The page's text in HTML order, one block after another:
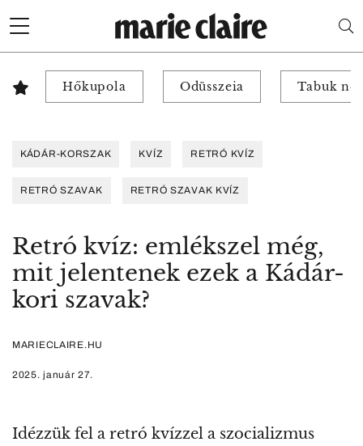
Hőkupola Odüsszeia Tabuk
KÁDÁR-KORSZAK KVÍZ RETRÓ KVÍZ
RETRÓ SZAVAK RETRÓ SZAVAK KVÍZ
Retró kvíz: emlékszel még,
mit jelentenek ezek a Kádár-
kori szavak?
MARIECLAIRE.HU
2025. január 27.
Idézzük fel a retró kvízzel a szocializmus